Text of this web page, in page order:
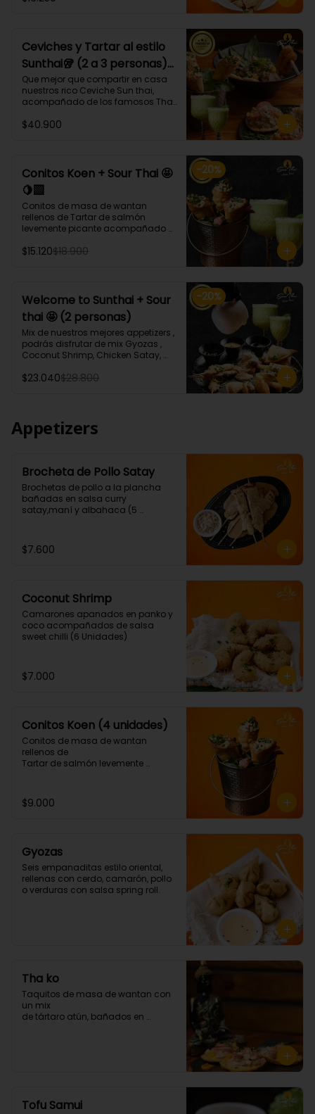
Ceviches y Tartar al estilo
Sunthai🥡 (2 a 3 personas)
🐙🐟🍤
Que mejor que compartir en casa
nuestros rico Ceviche Sun thai,
acompañado de los famosos Tha
de nuestro gran Sour thai.
de atún, pulpo, camarón, cebolla
morada, apio, pimentón, cilantro,
leche de tigre, acompañado de
calamares apanados en panko y
coco.)🌶️
* Tha ko (3 unidades) (Taquitos de
masa de wantan con un mix de
tártaro atún, bañados en
chalaquita en ají amarillo y
(Conitos de masa de wantan
rellenos de
Tartar de salmón levemente
picante.)
* 1 Porción Sour thai (Pisco de 35°,
leche de coco, albahaca, jengibre.
jugo de limón)
$40.900
-20%
Conitos Koen + Sour Thai 🤩
🍋‍🟩
Conitos de masa de wantan
rellenos de Tartar de salmón
levemente picante acompañado
Unidades)
$15.120$18.900
-20%
Welcome to Sunthai + Sour
thai 🤩 (2 personas)
Mix de nuestros mejores appetizers ,
podrás disfrutar de mix Gyozas ,
Coconut Shrimp, Chicken Satay,
Mongolianas, papas fritas en salsa
$23.040$28.800
Appetizers
Brocheta de Pollo Satay
Brochetas de pollo a la plancha
bañadas en salsa curry
satay,maní y albahaca (5
$7.600
Coconut Shrimp
Camarones apanados en panko y
coco acompañados de salsa
sweet chilli (6 Unidades)
$7.000
Conitos Koen (4 unidades)
Conitos de masa de wantan
rellenos de
Tartar de salmón levemente
$9.000
Gyozas
Seis empanaditas estilo oriental,
rellenas con cerdo, camarón, pollo
o verduras con salsa spring roll.
Tha ko
Taquitos de masa de wantan con
un mix
de tártaro atún, bañados en
Tofu Samui